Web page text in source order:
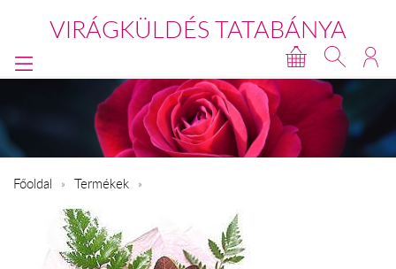
VIRÁGKÜLDÉS TATABÁNYA
Főoldal Termékek